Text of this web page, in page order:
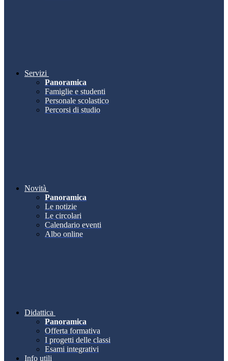
Servizi
Panoramica
Famiglie e studenti
Personale scolastico
Percorsi di studio
Novità
Panoramica
Le notizie
Le circolari
Calendario eventi
Albo online
Didattica
Panoramica
Offerta formativa
I progetti delle classi
Esami integrativi
Info utili